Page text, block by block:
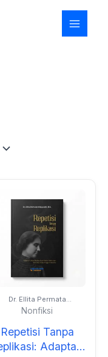
Dr. Ellita Permata
Widjayanti, M.A.
Nonfiksi
Repetisi Tanpa
Adaptasi